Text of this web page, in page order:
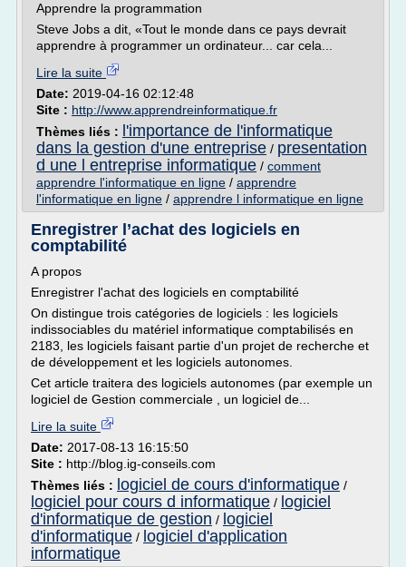
Apprendre la programmation
Steve Jobs a dit, «Tout le monde dans ce pays devrait
apprendre à programmer un ordinateur... car cela...
Lire la suite
Date: 2019-04-16 02:12:48
Site : http://www.apprendreinformatique.fr
Thèmes liés :
l'importance de l'informatique
dans la gestion d'une entreprise / presentation
d une l entreprise informatique / comment
apprendre l'informatique en ligne / apprendre
l'informatique en ligne / apprendre l informatique en ligne
Enregistrer l’achat des logiciels en
comptabilité
A propos
Enregistrer l'achat des logiciels en comptabilité
On distingue trois catégories de logiciels : les logiciels
indissociables du matériel informatique comptabilisés en
2183, les logiciels faisant partie d'un projet de recherche et
de développement et les logiciels autonomes.
Cet article traitera des logiciels autonomes (par exemple un
logiciel de Gestion commerciale , un logiciel de...
Lire la suite
Date: 2017-08-13 16:15:50
Site : http://blog.ig-conseils.com
Thèmes liés : logiciel de cours d'informatique /
logiciel pour cours d informatique / logiciel
d'informatique de gestion / logiciel
d'informatique / logiciel d'application
informatique